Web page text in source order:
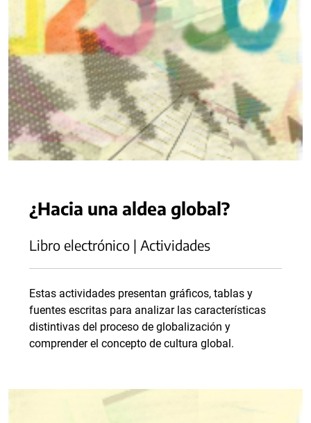
¿Hacia una aldea global?
Libro electrónico | Actividades
Estas actividades presentan gráficos, tablas y
fuentes escritas para analizar las características
distintivas del proceso de globalización y
comprender el concepto de cultura global.